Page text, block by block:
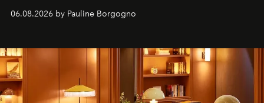
06.08.2026 by Pauline Borgogno